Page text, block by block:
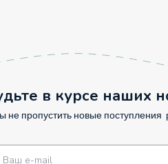
в курсе наших
не пропустить новые